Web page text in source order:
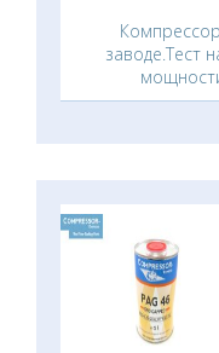
заводе.Тест